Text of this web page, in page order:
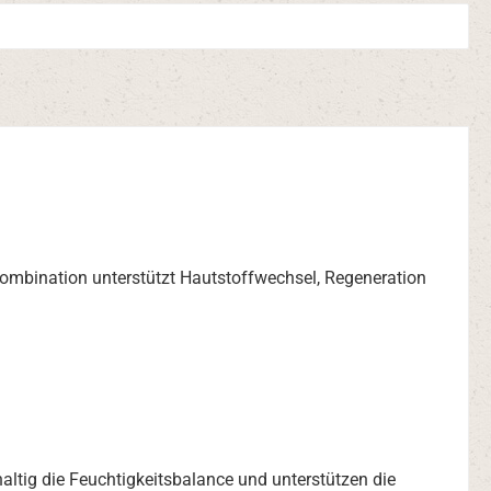
unterstützt Hautstoffwechsel, Regeneration
die Feuchtigkeitsbalance und unterstützen die